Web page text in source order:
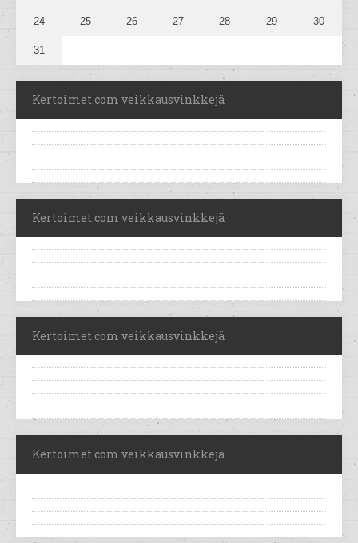
24 25 26 27 28 29 30
31
Kertoimet.com veikkausvinkkejä
Kertoimet.com veikkausvinkkejä
Kertoimet.com veikkausvinkkejä
Kertoimet.com veikkausvinkkejä